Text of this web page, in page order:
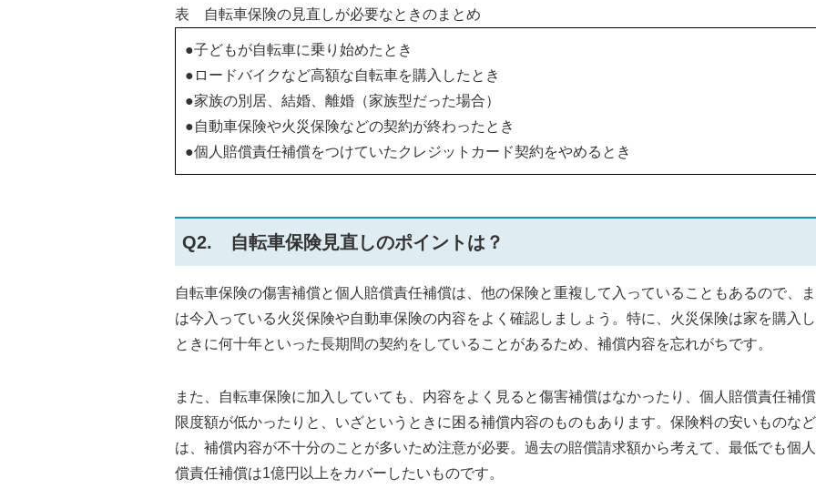
表 自転車保険の見直しが必要なときのまとめ
●子どもが自転車に乗り始めたとき
●ロードバイクなど高額な自転車を購入したとき
●家族の別居、結婚、離婚（家族型だった場合）
●自動車保険や火災保険などの契約が終わったとき
●個人賠償責任補償をつけていたクレジットカード契約をやめるとき
Q2. 自転車保険見直しのポイントは？
自転車保険の傷害補償と個人賠償責任補償は、他の保険と重複して入っていることもあるので、
は今入っている火災保険や自動車保険の内容をよく確認しましょう。特に、火災保険は家を購入
ときに何十年といった長期間の契約をしていることがあるため、補償内容を忘れがちです。
また、自転車保険に加入していても、内容をよく見ると傷害補償はなかったり、個人賠償責任補
限度額が低かったりと、いざというときに困る補償内容のものもあります。保険料の安いものなど
は、補償内容が不十分のことが多いため注意が必要。過去の賠償請求額から考えて、最低でも個
償責任補償は1億円以上をカバーしたいものです。